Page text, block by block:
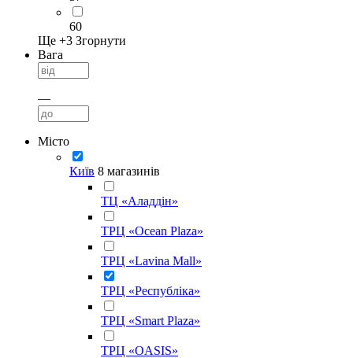
60
Ще +3 Згорнути
Вага
—
Місто
Київ 8 магазинів
ТЦ «Аладдін»
ТРЦ «Ocean Plaza»
ТРЦ «Lavina Mall»
ТРЦ «Республіка»
ТРЦ «Smart Plaza»
ТРЦ «OASIS»